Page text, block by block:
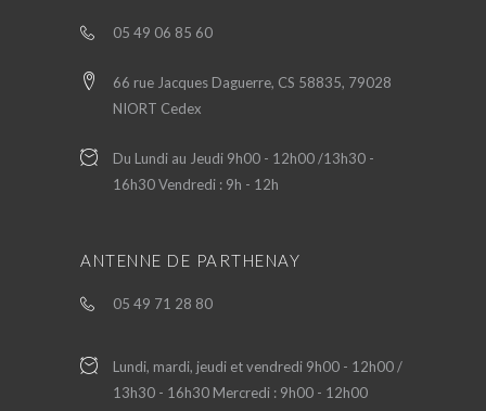
05 49 06 85 60
66 rue Jacques Daguerre, CS 58835, 79028
NIORT Cedex
Du Lundi au Jeudi 9h00 - 12h00 /13h30 -
16h30 Vendredi : 9h - 12h
ANTENNE DE PARTHENAY
05 49 71 28 80
Lundi, mardi, jeudi et vendredi 9h00 - 12h00 /
13h30 - 16h30 Mercredi : 9h00 - 12h00